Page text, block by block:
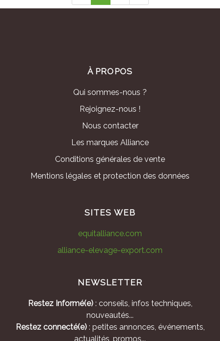
À PROPOS
Qui sommes-nous ?
Rejoignez-nous !
Nous contacter
Les marques Alliance
Conditions générales de vente
Mentions légales et protection des données
SITES WEB
equitalliance.com
alliance-elevage-export.com
NEWSLETTER
Restez Informé(e): conseils, infos techniques,
nouveautés...
Restez connecté(e): petites annonces, événements,
actualités, promos...